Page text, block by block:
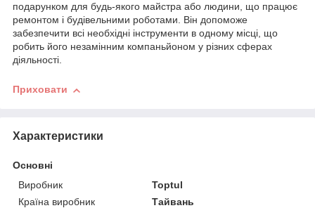
подарунком для будь-якого майстра або людини, що працює
ремонтом і будівельними роботами. Він допоможе
забезпечити всі необхідні інструменти в одному місці, що
робить його незамінним компаньйоном у різних сферах
діяльності.
Приховати
Характеристики
Основні
Виробник
Toptul
Країна виробник
Тайвань